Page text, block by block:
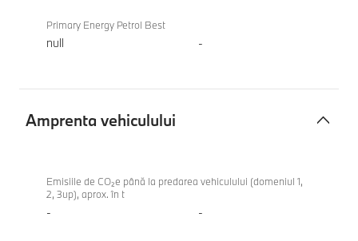
Primary Energy Petrol Best
null -
Amprenta vehiculului
vehiculului
xDrive40d
Emisiile de CO₂e până la predarea vehiculului (domeniul 1,
2, 3up), aprox. în t
- -